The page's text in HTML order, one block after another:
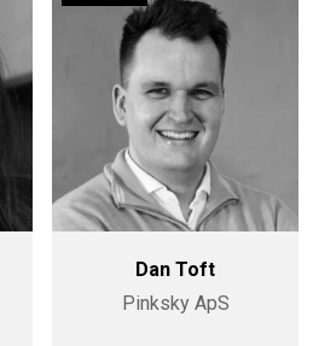
Dan Toft
Pinksky ApS